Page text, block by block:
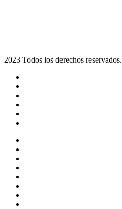
2023 Todos los derechos reservados.